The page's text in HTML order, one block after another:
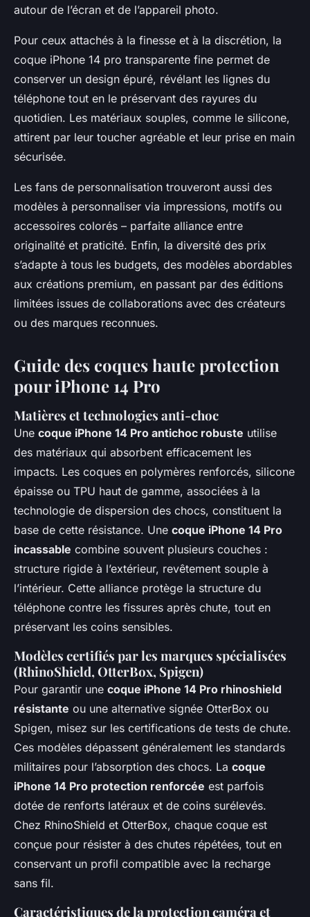
autour de l’écran et de l’appareil photo.
Pour ceux attachés à la finesse et à la discrétion, la
coque iPhone 14 pro transparente fine permet de
conserver un design épuré, révélant les lignes du
téléphone tout en le préservant des rayures du
quotidien. Les matériaux souples, comme le silicone,
attirent par leur toucher agréable et leur prise en main
sécurisée.
Les fans de personnalisation trouveront aussi des
modèles à personnaliser via impressions, motifs ou
accessoires colorés – parfaite alliance entre
originalité et praticité. Enfin, la diversité des prix
s’adapte à tous les budgets, des modèles abordables
aux créations premium, en passant par des éditions
limitées issues de collaborations avec des créateurs
ou des marques reconnues.
Guide des coques haute protection
pour iPhone 14 Pro
Matières et technologies anti-choc
Une coque iPhone 14 Pro antichoc robuste utilise
des matériaux qui absorbent efficacement les
impacts. Les coques en polymères renforcés, silicone
épaisse ou TPU haut de gamme, associées à la
technologie de dispersion des chocs, constituent la
base de cette résistance. Une coque iPhone 14 Pro
incassable combine souvent plusieurs couches :
structure rigide à l’extérieur, revêtement souple à
l’intérieur. Cette alliance protège la structure du
téléphone contre les fissures après chute, tout en
préservant les coins sensibles.
Modèles certifiés par les marques spécialisées
(RhinoShield, OtterBox, Spigen)
Pour garantir une coque iPhone 14 Pro rhinoshield
résistante ou une alternative signée OtterBox ou
Spigen, misez sur les certifications de tests de chute.
Ces modèles dépassent généralement les standards
militaires pour l’absorption des chocs. La coque
iPhone 14 Pro protection renforcée est parfois
dotée de renforts latéraux et de coins surélevés.
Chez RhinoShield et OtterBox, chaque coque est
conçue pour résister à des chutes répétées, tout en
conservant un profil compatible avec la recharge
sans fil.
Caractéristiques de la protection caméra et